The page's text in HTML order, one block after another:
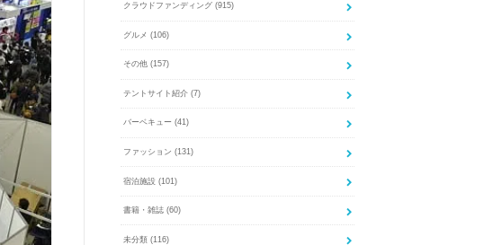
クラウドファンディング (915)
グルメ (106)
その他 (157)
テントサイト紹介 (7)
バーベキュー (41)
ファッション (131)
宿泊施設 (101)
書籍・雑誌 (60)
未分類 (116)